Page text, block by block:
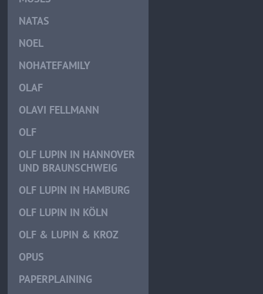
NATAS
NOEL
NOHATEFAMILY
OLAF
OLAVI FELLMANN
OLF
OLF LUPIN IN HANNOVER
UND BRAUNSCHWEIG
OLF LUPIN IN HAMBURG
OLF LUPIN IN KÖLN
OLF & LUPIN & KROZ
OPUS
PAPERPLAINING